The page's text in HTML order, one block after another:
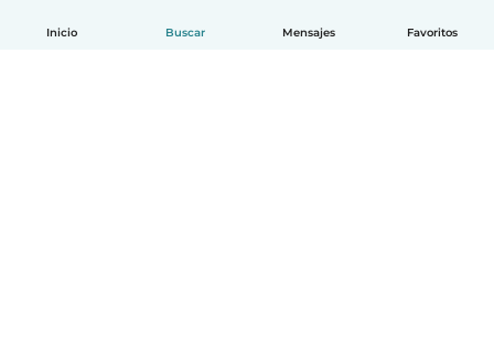
Inicio Buscar Mensajes Favoritos